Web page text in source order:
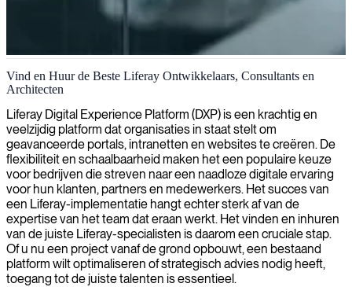
Liferay portal ontwikkeling
Wij leveren deskundige Liferay-ontwikkeling en helpen organisaties
bij het bouwen van krachtige, aanpasbare portaaloplossingen die
werkstromen stroomlijnen en digitale ervaringen verbeteren.
Vind en Huur de Beste Liferay Ontwikkelaars, Consultants en
Architecten
Liferay Digital Experience Platform (DXP) is een krachtig en
veelzijdig platform dat organisaties in staat stelt om
geavanceerde portals, intranetten en websites te creëren. De
flexibiliteit en schaalbaarheid maken het een populaire keuze
voor bedrijven die streven naar een naadloze digitale ervaring
voor hun klanten, partners en medewerkers. Het succes van
een Liferay-implementatie hangt echter sterk af van de
expertise van het team dat eraan werkt. Het vinden en inhuren
van de juiste Liferay-specialisten is daarom een cruciale stap.
Of u nu een project vanaf de grond opbouwt, een bestaand
platform wilt optimaliseren of strategisch advies nodig heeft,
toegang tot de juiste talenten is essentieel.